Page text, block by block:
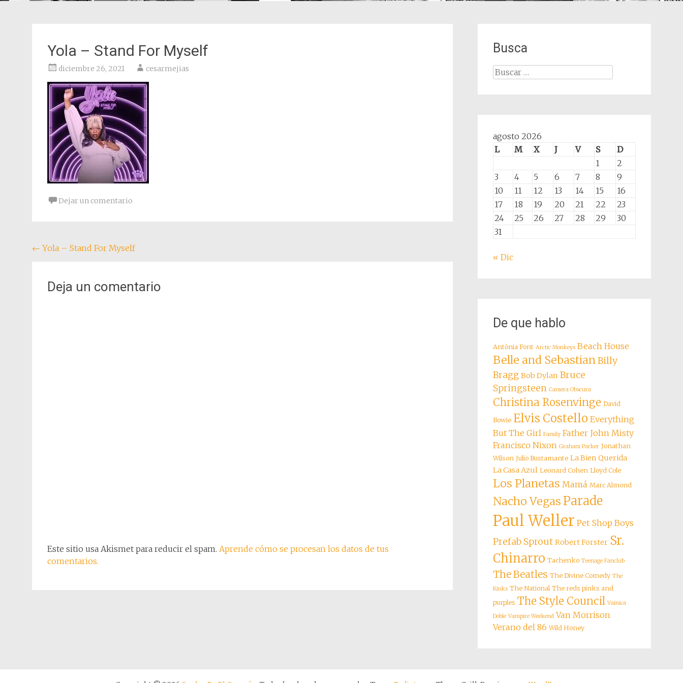
Yola – Stand For Myself
diciembre 26, 2021 cesarmejias
Dejar un comentario
Navegación
entradas
← Yola – Stand For Myself
Deja un comentario
Este sitio usa Akismet para reducir el spam. Aprende cómo se procesan los datos de tus
comentarios.
Busca
Buscar:
agosto 2026
L
M X J V S
D
1
2
3
4 5 6 7 8
9
10
11 12 13 14 15
16
17
18 19 20 21 22
23
24
25 26 27 28 29
30
31
« Dic
De que hablo
Antònia Font Arctic Monkeys Beach House
Belle and SebastianBilly
Bragg Bob Dylan Bruce
Springsteen Camera Obscura
Christina Rosenvinge David
Bowie Elvis Costello Everything
But The Girl Family Father John Misty
Francisco Nixon Graham Parker Jonathan
Wilson Julio Bustamante La Bien Querida
La Casa Azul Leonard Cohen Lloyd Cole
Los Planetas Mamá Marc Almond
Nacho Vegas Parade
Paul Weller Pet Shop Boys
Prefab Sprout Robert Forster Sr.
Chinarro Tachenko Teenage Fanclub
The Beatles The Divine Comedy The
Kinks The National The reds pinks and
purples The Style Council Vainica
Doble Vampire Weekend Van Morrison
Verano del 86 Wild Honey